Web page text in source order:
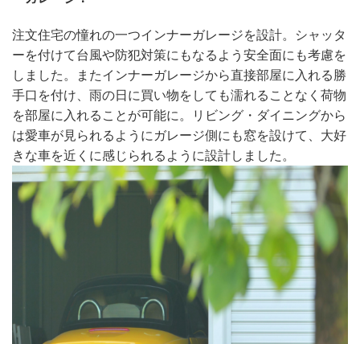
注文住宅の憧れの一つインナーガレージを設計。シャッタ
ーを付けて台風や防犯対策にもなるよう安全面にも考慮を
しました。またインナーガレージから直接部屋に入れる勝
手口を付け、雨の日に買い物をしても濡れることなく荷物
を部屋に入れることが可能に。リビング・ダイニングから
は愛車が見られるようにガレージ側にも窓を設けて、大好
きな車を近くに感じられるように設計しました。